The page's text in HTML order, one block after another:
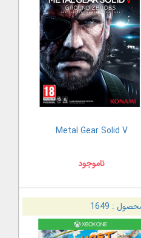
Metal Gear Solid V
ناموجود
:
1649